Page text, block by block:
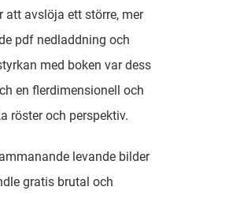
avslöja ett större, mer
pdf nedladdning och
med boken var dess
en flerdimensionell och
röster och perspektiv.
levande bilder
gratis brutal och